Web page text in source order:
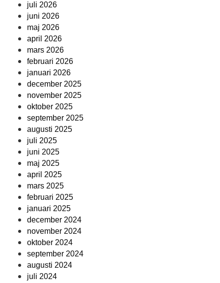
juli 2026
juni 2026
maj 2026
april 2026
mars 2026
februari 2026
januari 2026
december 2025
november 2025
oktober 2025
september 2025
augusti 2025
juli 2025
juni 2025
maj 2025
april 2025
mars 2025
februari 2025
januari 2025
december 2024
november 2024
oktober 2024
september 2024
augusti 2024
juli 2024